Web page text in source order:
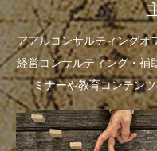
アアルコンサルティングオ
経営コンサルティング・補
ミナーや教育コンテン